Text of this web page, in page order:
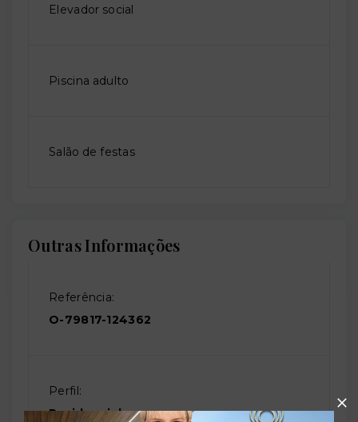
Elevador social
Piscina adulto
Salão de festas
Outras Informações
Referência:
O-79817-124362
Perfil:
Residencial